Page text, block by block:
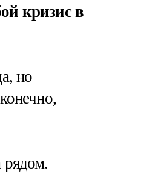
кризис в
но
рядом.